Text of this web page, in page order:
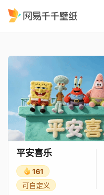
平安喜乐
161
可自定义